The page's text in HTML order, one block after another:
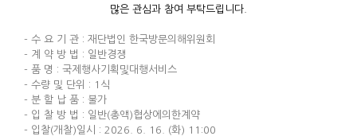
많은 관심과 참여 부탁드립니다.
- 수 요 기 관 : 재단법인 한국방문의해위원회
- 계 약 방 법 : 일반경쟁
- 품 명 : 국제행사기획및대행서비스
- 수량 및 단위 : 1식
- 분 할 납 품 : 불가
- 입 찰 방 법 : 일반(총액)협상에의한계약
- 입찰(개찰)일시 : 2026. 6. 16. (화) 11:00